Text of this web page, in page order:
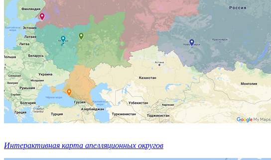
Интерактивная карта апелляционных округов